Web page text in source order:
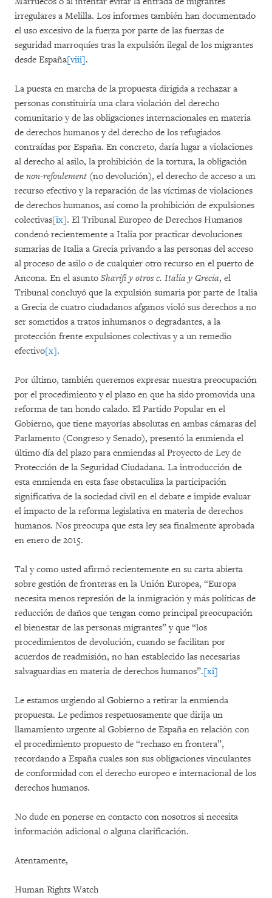
irregulares a Melilla. Los informes también han documentado
el uso excesivo de la fuerza por parte de las fuerzas de
seguridad marroquíes tras la expulsión ilegal de los migrantes
desde España[viii].
La puesta en marcha de la propuesta dirigida a rechazar a
personas constituiría una clara violación del derecho
comunitario y de las obligaciones internacionales en materia
de derechos humanos y del derecho de los refugiados
contraídas por España. En concreto, daría lugar a violaciones
al derecho al asilo, la prohibición de la tortura, la obligación
de non-refoulement (no devolución), el derecho de acceso a un
recurso efectivo y la reparación de las víctimas de violaciones
de derechos humanos, así como la prohibición de expulsiones
colectivas[ix]. El Tribunal Europeo de Derechos Humanos
condenó recientemente a Italia por practicar devoluciones
sumarias de Italia a Grecia privando a las personas del acceso
al proceso de asilo o de cualquier otro recurso en el puerto de
Ancona. En el asunto Sharifi y otros c. Italia y Grecia, el
Tribunal concluyó que la expulsión sumaria por parte de Italia
a Grecia de cuatro ciudadanos afganos violó sus derechos a no
ser sometidos a tratos inhumanos o degradantes, a la
protección frente expulsiones colectivas y a un remedio
efectivo[x].
Por último, también queremos expresar nuestra preocupación
por el procedimiento y el plazo en que ha sido promovida una
reforma de tan hondo calado. El Partido Popular en el
Gobierno, que tiene mayorías absolutas en ambas cámaras del
Parlamento (Congreso y Senado), presentó la enmienda el
último día del plazo para enmiendas al Proyecto de Ley de
Protección de la Seguridad Ciudadana. La introducción de
esta enmienda en esta fase obstaculiza la participación
significativa de la sociedad civil en el debate e impide evaluar
el impacto de la reforma legislativa en materia de derechos
humanos. Nos preocupa que esta ley sea finalmente aprobada
en enero de 2015.
Tal y como usted afirmó recientemente en su carta abierta
sobre gestión de fronteras en la Unión Europea, “Europa
necesita menos represión de la inmigración y más políticas de
reducción de daños que tengan como principal preocupación
el bienestar de las personas migrantes” y que “los
procedimientos de devolución, cuando se facilitan por
acuerdos de readmisión, no han establecido las necesarias
salvaguardias en materia de derechos humanos”.[xi]
Le estamos urgiendo al Gobierno a retirar la enmienda
propuesta. Le pedimos respetuosamente que dirija un
llamamiento urgente al Gobierno de España en relación con
el procedimiento propuesto de “rechazo en frontera”,
recordando a España cuales son sus obligaciones vinculantes
de conformidad con el derecho europeo e internacional de los
derechos humanos.
No dude en ponerse en contacto con nosotros si necesita
información adicional o alguna clarificación.
Atentamente,
Human Rights Watch